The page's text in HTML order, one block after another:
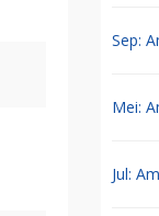
Sep:
Mei:
Jul: